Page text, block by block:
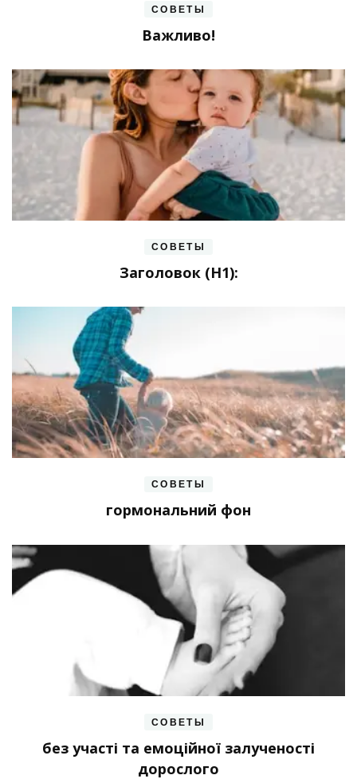
СОВЕТЫ
Важливо!
СОВЕТЫ
Заголовок (H1):
СОВЕТЫ
гормональний фон
СОВЕТЫ
без участі та емоційної залученості
дорослого